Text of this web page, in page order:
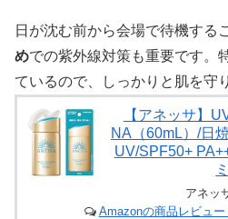
日が沈む前から会場で待機する
めでの紫外線対策も重要です。
ているので、しっかりと肌を守
【アネッサ】
NA（60mL）/日
UV/SPF50+
アネッ
Amazonの商品レビュ